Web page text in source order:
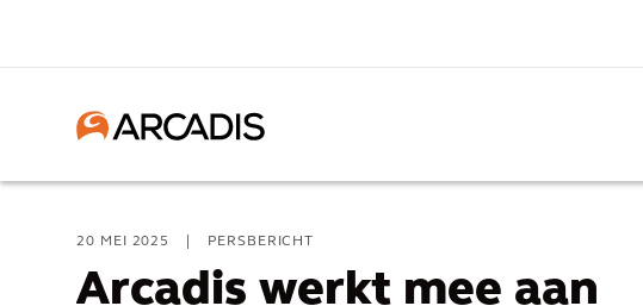
20 MEI 2025 PERSBERICHT
Arcadis werkt mee aan